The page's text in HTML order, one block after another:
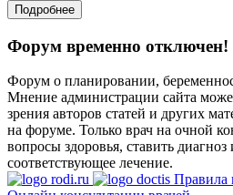
Подробнее
Форум временно отключен!
Форум о планировании,
Мнение администрации сайта
зрения авторов статей и других
на форуме. Только врач на очной
вопросы здоровья, ставить диагноз
соответствующее лечение.
Правила